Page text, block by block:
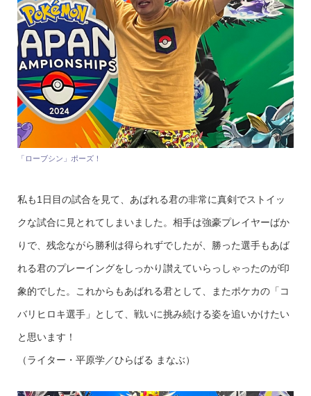
「ローブシン」ポーズ！
私も1日目の試合を見て、あばれる君の非常に真剣でストイッ
クな試合に見とれてしまいました。相手は強豪プレイヤーばか
りで、残念ながら勝利は得られずでしたが、勝った選手もあば
れる君のプレーイングをしっかり讃えていらっしゃったのが印
象的でした。これからもあばれる君として、またポケカの「コ
バリヒロキ選手」として、戦いに挑み続ける姿を追いかけたい
と思います！
（ライター・平原学／ひらばる まなぶ）